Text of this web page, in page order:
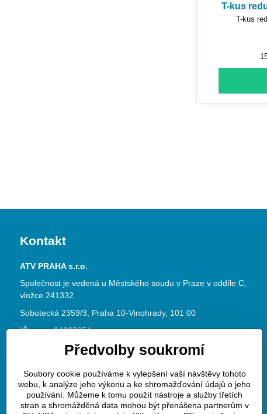
T-kus
T-kus
Kontakt
ATV PRAHA s.r.o.
Společnost je vedená u Městského soudu v Praze v oddíle C,
vložce 241332.
Sobotecká 2359/3, Praha 10-Vinohrady, 101 00
IČ: 04023854
DIČ: CZ04023854
Datová schránka ID: jke3dy6
Telefon:+420 313 128 060
Předvolby soukromí
Soubory cookie používáme k vylepšení vaší návštěvy tohoto
webu, k analýze jeho výkonu a ke shromažďování údajů o jeho
používání. Můžeme k tomu použít nástroje a služby třetích
stran a shromážděná data mohou být přenášena partnerům v